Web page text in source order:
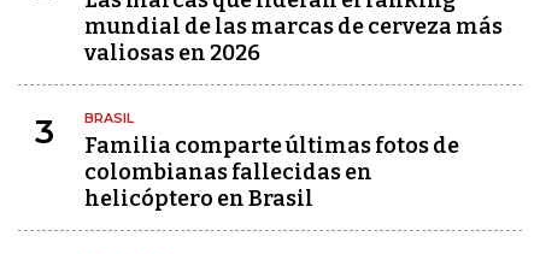
mundial de las marcas de cerveza más
valiosas en 2026
3 BRASIL
Familia comparte últimas fotos de
colombianas fallecidas en
helicóptero en Brasil